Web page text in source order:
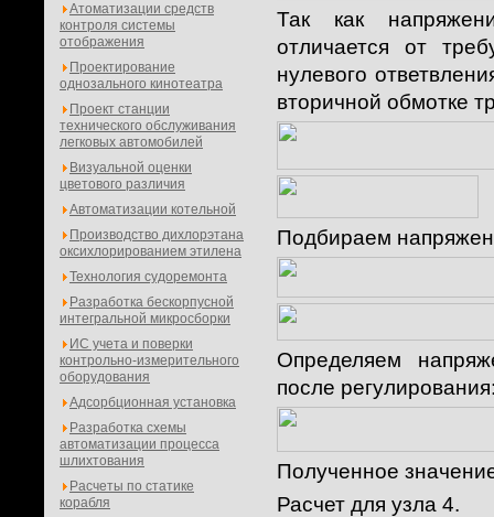
Атоматизации средств
контроля системы
отображения
Проектирование
однозального кинотеатра
Проект станции
технического обслуживания
легковых автомобилей
Визуальной оценки
цветового различия
Автоматизации котельной
Производство дихлорэтана
оксихлорированием этилена
Технология судоремонта
Разработка бескорпусной
интегральной микросборки
ИС учета и поверки
контрольно-измерительного
оборудования
Адсорбционная установка
Разработка схемы
автоматизации процесса
шлихтования
Расчеты по статике
корабля
Так как
отличается от
нулевого
вторичной обмотке
Подбираем
Определяем
после
Полученное
Расчет для узла 4.